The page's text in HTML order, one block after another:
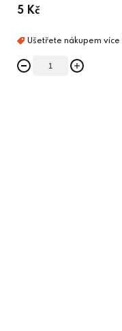
5 Kč